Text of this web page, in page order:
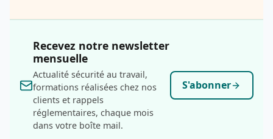
Recevez notre newsletter
mensuelle
Actualité sécurité au travail,
formations réalisées chez nos
clients et rappels
réglementaires, chaque mois
dans votre boîte mail.
S'abonner